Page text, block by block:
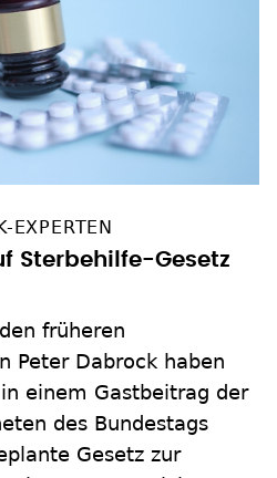
EXPERTEN
Sterbehilfe-Gesetz
früheren
Peter Dabrock haben
einem Gastbeitrag der
des Bundestags
Gesetz zur